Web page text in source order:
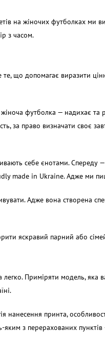
на жіночих футболках ми
з часом.
що допомагає виразити
футболка — надихає та
за право визначати своє
себе єнотами.
made in Ukraine. Адже ми
Адже вона створена
яскравий парний або
Приміряти модель, яка
принта,
з перерахованих пунктів